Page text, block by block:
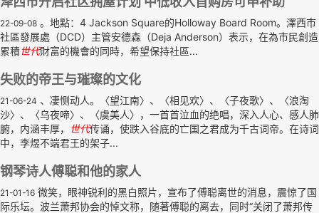
22-09-08 。地點：4 Jackson Square的Holloway Board Room。澤西市
社區發展處（DCD）主管安德森（Deja Anderson）表示，在為市民創造
累積世代財富的機會的同時，希望保持社區...
失败的帝王与璀璨的文化
21-06-24 、凄恻动人。〈望江南〉、〈相见欢〉、〈子夜歌〉、〈浪淘
沙〉、〈乌夜啼〉、〈虞美人〉，一首首泣血的绝唱，深入人心、感人肺
腑，内涵丰厚，
世代传诵，使跌入谷底的亡国之君成为千古词帝。在诗词
中，李煜不端君王的架子...
钢琴诗人傅聪和他的家人
21-01-16 微笑，眼神锐利的黑白照片，宣布了傅聪离世的消息，震惊了国
际乐坛。波兰萧邦协会的悼文称，随著傅聪的离去，同时“关闭了萧邦传